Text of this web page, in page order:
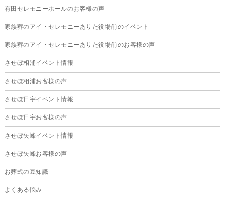
有田セレモニーホールのお客様の声
家族葬のアイ・セレモニーありた役場前のイベント
家族葬のアイ・セレモニーありた役場前のお客様の声
させぼ相浦イベント情報
させぼ相浦お客様の声
させぼ日宇イベント情報
させぼ日宇お客様の声
させぼ矢峰イベント情報
させぼ矢峰お客様の声
お葬式の豆知識
よくある悩み